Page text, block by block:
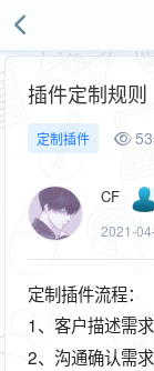
插件定制规则
定制插件
CF
2021-
定制插件流程：
1、客户描述需求
2、沟通确认需求